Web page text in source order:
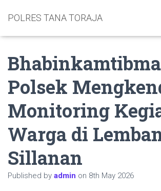
POLRES TANA TORAJA
Polsek
Monitoring
Warga di
Sillanan
Published by admin on 8th May 2026